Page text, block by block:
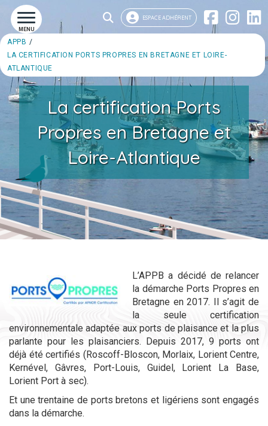
MENU
ESPACE ADHÉRENT
APPB
LA CERTIFICATION PORTS PROPRES EN BRETAGNE ET LOIRE-
ATLANTIQUE
La certification Ports
Propres en Bretagne et
Loire-Atlantique
L’APPB a décidé de relancer
la démarche Ports Propres en
Bretagne en 2017. Il s’agit de
la seule certification
environnementale adaptée aux ports de plaisance et la plus
parlante pour les plaisanciers. Depuis 2017, 9 ports ont
déjà été certifiés (Roscoff-Bloscon, Morlaix, Lorient Centre,
Kernével, Gâvres, Port-Louis, Guidel, Lorient La Base,
Lorient Port à sec).
Et une trentaine de ports bretons et ligériens sont engagés
dans la démarche.